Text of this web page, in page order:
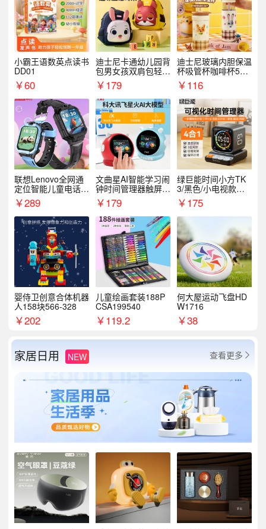
小霸王语数英点读书
DD01
￥60
迪士尼卡通幼儿园背
包男女孩双肩包轻便
可爱小背包B20107
￥179
迪士尼玻璃内胆保温
杯吸管杯咖啡杯530
MLH15135
￥116
联想Lenovo全网通
定位智能儿童电话手
表A1
￥289
文曲星AI智能学习闹
钟时间管理器触屏N
1pro
￥179
绿巨能时间小方TK
3/黑色/小电视款【T
K3】
￥175
婴侍卫创意合体机器
人158块566-328
￥202
儿童绘画套装188P
CSA199540
￥119.2
何大屋运动飞盘HD
W1716
￥38
家居日用 NEW 查看更多 